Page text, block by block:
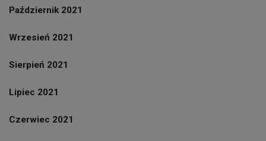
Październik 2021
Wrzesień 2021
Sierpień 2021
Lipiec 2021
Czerwiec 2021